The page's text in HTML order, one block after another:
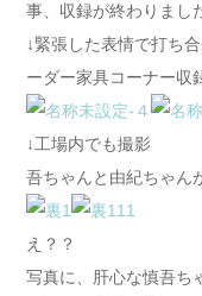
事、収録が終わりまし
↓緊張した
ーダー家具コーナー収
↓工場
吾ちゃんと由紀ちゃん
え？？
写真に、肝心な慎吾ち